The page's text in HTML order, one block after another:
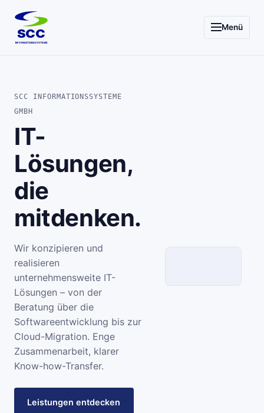
SCC
INFORMATIONSSYSTEME
Menü
SCC INFORMATIONSSYSTEME
GMBH
IT-
Lösungen,
die
mitdenken.
Wir konzipieren und
realisieren
unternehmensweite IT-
Lösungen – von der
Beratung über die
Softwareentwicklung bis zur
Cloud-Migration. Enge
Zusammenarbeit, klarer
Know-how-Transfer.
Leistungen entdecken